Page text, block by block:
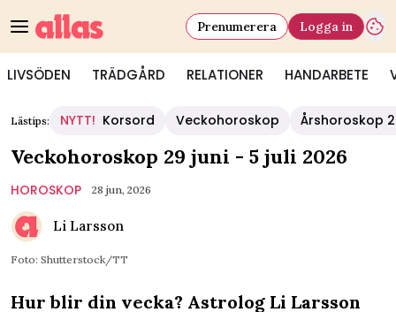
LIVSÖDEN TRÄDGÅRD RELATIONER HANDARBETE
Prenumerera Logga in
Lästips: NYTT! Korsord Veckohoroskop Årshoroskop
Veckohoroskop 29 juni - 5 juli 2026
HOROSKOP 28 jun, 2026
Li Larsson
Foto: Shutterstock/TT
Hur blir din vecka? Astrolog Li Larsson